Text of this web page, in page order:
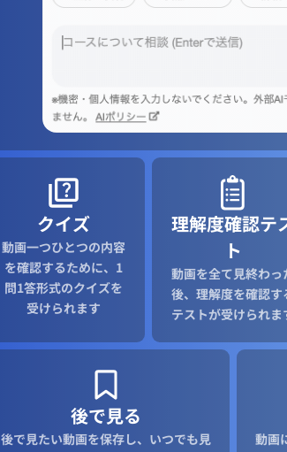
クイズ
動画一つひとつの内容
を確認するために、1
問1答形式のクイズを
受けられます
理解度確認テ
ト
動画を全て見終わっ
後、理解度を確認す
テストが受けられま
後で見る
後で見たい動画を保存し、いつでも見
動画